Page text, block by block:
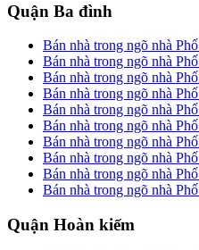
Quận Ba đình
Bán nhà trong ngõ nhà
Bán nhà trong ngõ nhà
Bán nhà trong ngõ nhà
Bán nhà trong ngõ nhà
Bán nhà trong ngõ nhà
Bán nhà trong ngõ nhà
Bán nhà trong ngõ nhà
Bán nhà trong ngõ nhà
Bán nhà trong ngõ nhà
Bán nhà trong ngõ nhà
Quận Hoàn kiếm